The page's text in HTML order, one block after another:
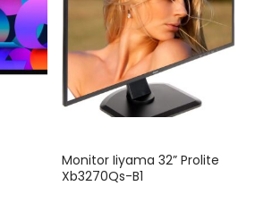
Monitor Iiyama 32” Prolite
Xb3270Qs-B1